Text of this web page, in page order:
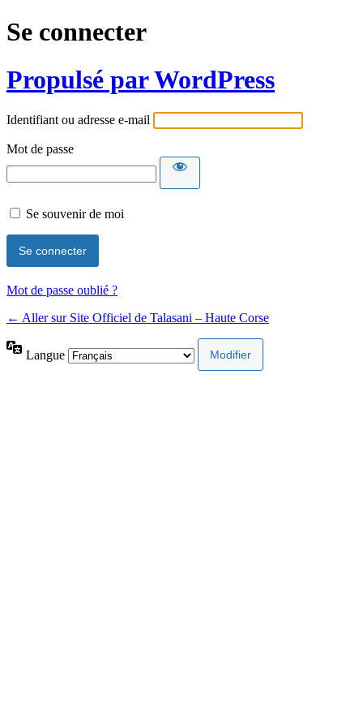
Se connecter
Propulsé par WordPress
Identifiant ou adresse e-mail
Mot de passe
Se souvenir de moi
Mot de passe oublié ?
← Aller sur Site Officiel de Talasani – Haute Corse
Langue